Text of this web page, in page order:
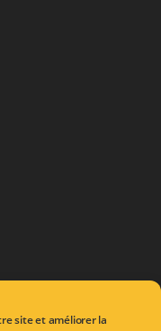
site et améliorer la